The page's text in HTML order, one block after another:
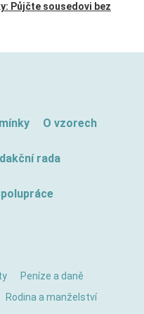
Půjčte sousedovi bez
O vzorech
rada
Peníze a daně
Rodina a manželství